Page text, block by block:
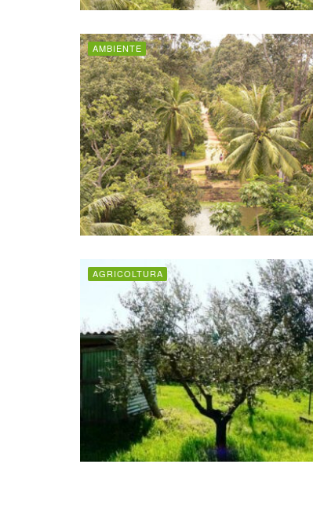
AMBIENTE
AGRICOLTURA